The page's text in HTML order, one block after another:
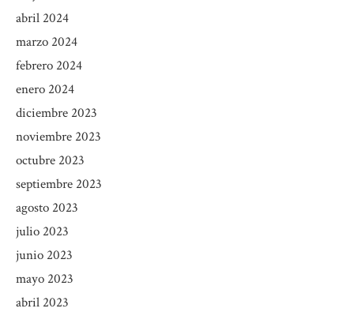
abril 2024
marzo 2024
febrero 2024
enero 2024
diciembre 2023
noviembre 2023
octubre 2023
septiembre 2023
agosto 2023
julio 2023
junio 2023
mayo 2023
abril 2023